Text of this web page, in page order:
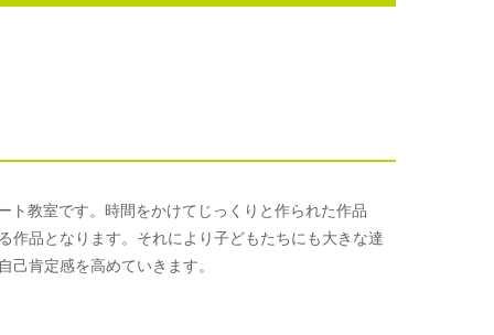
ト教室です。時間をかけてじっくりと作られた作品
作品となります。それにより子どもたちにも大きな達
肯定感を高めていきます。